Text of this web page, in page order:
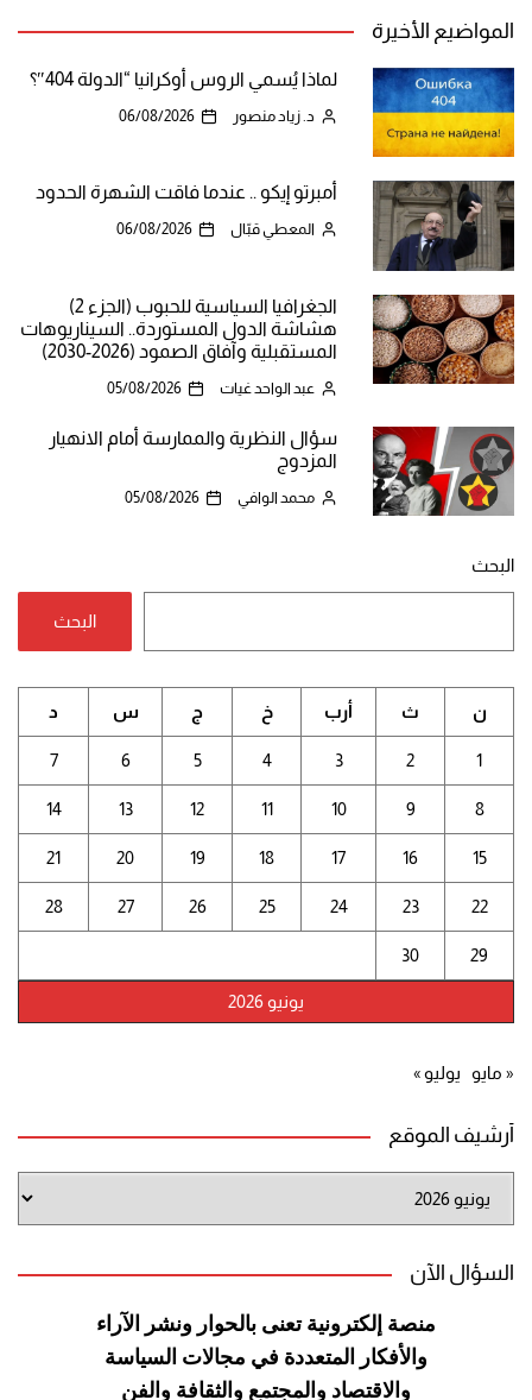
المواضيع الأخيرة
لماذا يُسمي الروس أوكرانيا “الدولة 404″؟
د. زياد منصور 06/08/2026
أمبرتو إيكو .. عندما فاقت الشهرة الحدود
المعطي قبّال 06/08/2026
الجغرافيا السياسية للحبوب (الجزء 2)
هشاشة الدول المستوردة.. السيناريوهات
المستقبلية وآفاق الصمود (2026-2030)
عبد الواحد غيات 05/08/2026
سؤال النظرية والممارسة أمام الانهيار
المزدوج
محمد الوافي 05/08/2026
البحث
البحث
يونيو 2026
ن ث أرب خ ج س د
1
2
3
4
5
6
7
8
9
10
11
12
13
14
15
16
17
18
19
20
21
22
23
24
25
26
27
28
29
30
« مايو يوليو »
أرشيف الموقع
الموقع
السؤال الآن
منصة إلكترونية تعنى بالحوار ونشر الآراء
والأفكار المتعددة في مجالات السياسة
والاقتصاد والمجتمع والثقافة والفن